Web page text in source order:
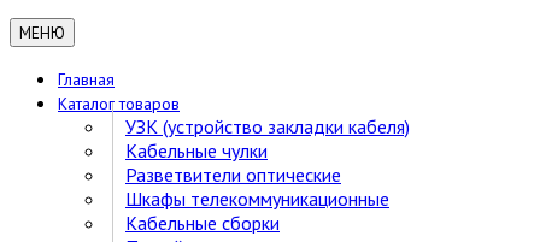
МЕНЮ
Главная
Каталог товаров
УЗК (устройство закладки кабеля)
Кабельные чулки
Разветвители оптические
Шкафы телекоммуникационные
Кабельные сборки